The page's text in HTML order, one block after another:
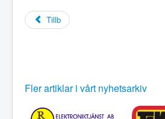
Tillb
Fler artiklar i vårt nyhetsarkiv